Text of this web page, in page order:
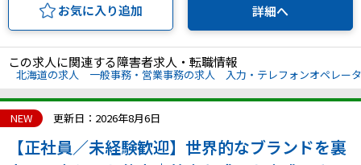
お気に入り追加 詳細へ
この求人に関連する障害者求人・転職情報
北海道の求人 一般事務・営業事務の求人 入力・テレフォンオペレー
NEW 更新日：2026年8月6日
【正社員／未経験歓迎】世界的なブランドを裏